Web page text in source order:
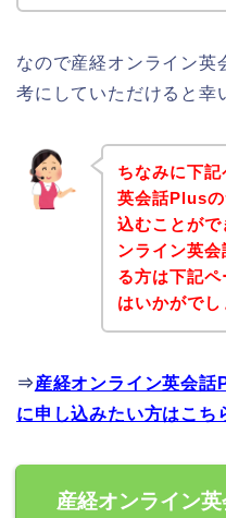
なので産経オンライン英
考にしていただけると幸
ちなみに下
英会話Plus
込むことが
ンライン英
る方は下記
はいかがでし
⇒産経オンライン英会
に申し込みたい方はこち
産経オンライン